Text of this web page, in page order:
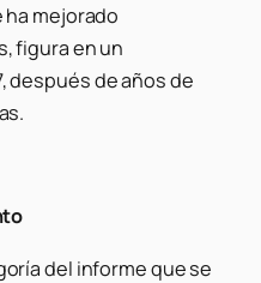
ha mejorado
figura en un
después de años de
del informe que se